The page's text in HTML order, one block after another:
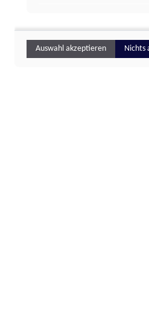
Auswahl akzeptieren Nichts